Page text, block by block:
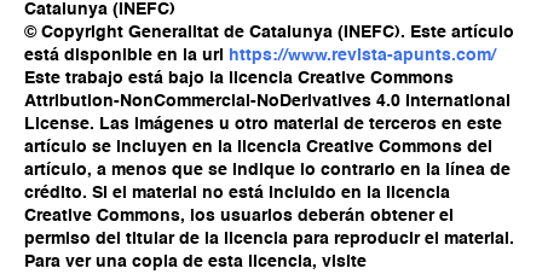
Catalunya (INEFC)
© Copyright Generalitat de Catalunya (INEFC). Este artículo
está disponible en la url
https://www.revista-apunts.com/
Este trabajo está bajo la licencia Creative Commons
Attribution-NonCommercial-NoDerivatives 4.0 International
License. Las imágenes u otro material de terceros en este
artículo se incluyen en la licencia Creative Commons del
artículo, a menos que se indique lo contrario en la línea de
crédito. Si el material no está incluido en la licencia
Creative Commons, los usuarios deberán obtener el
permiso del titular de la licencia para reproducir el material.
Para ver una copia de esta licencia, visite